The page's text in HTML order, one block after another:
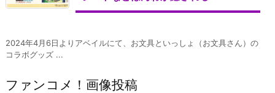
2024年4月6日よりアベイルにて、お文具といっしょ（お文具さん）の
コラボグッズ ...
ファンコメ！画像投稿